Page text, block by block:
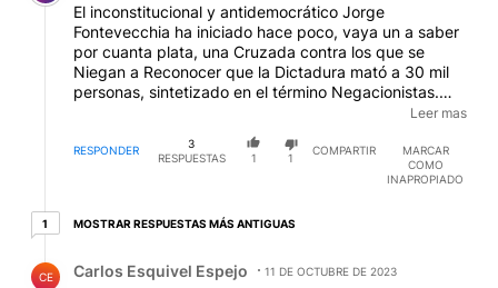
El inconstitucional y antidemocrático Jorge
Fontevecchia ha iniciado hace poco, vaya un a saber
por cuanta plata, una Cruzada contra los que se
Niegan a Reconocer que la Dictadura mató a 30 mil
personas, sintetizado en el término Negacionistas.
Esta mentira aberrante solo puede caber en una
mente desquiciada. L que llama la atención es que
este individuo, ya irrecuperable dada la edad, sea
dueño de un medio como Perfil. Lamentable sata al
de salida hacia algo humanamente aceptable. Ni
y que cumpliera su Almirante Massera. El únic
Leer mas
RESPONDER
3
RESPUESTAS
1 1
COMPARTIR
MARCAR
COMO
INAPROPIADO
11 respuesta más antiguas
MOSTRAR RESPUESTAS MÁS ANTIGUAS
CE Carlos Esquivel Espejo
11 DE OCTUBRE DE 2023